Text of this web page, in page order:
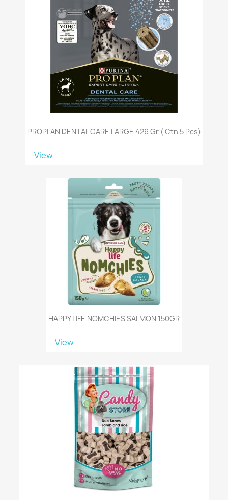
PROPLAN DENTAL CARE LARGE 426 Gr ( Ctn 5 Pcs)
View
HAPPY LIFE NOMCHIES SALMON 150GR
View